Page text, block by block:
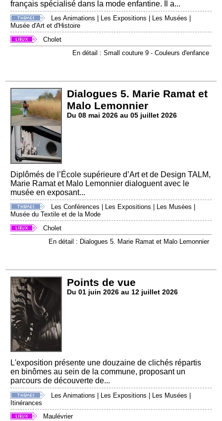
français spécialisé dans la mode enfantine. Il a...
Les Animations Les Expositions Les Musées
Musée d'Art et d'Histoire
Cholet
En détail : Small couture 9 - Couleurs d'enfance
Dialogues 5. Marie Ramat et
Malo Lemonnier
Du 08 mai 2026 au 05 juillet 2026
Diplômés de l’École supérieure d’Art et de Design TALM,
Marie Ramat et Malo Lemonnier dialoguent avec le
musée en exposant...
Les Conférences Les Expositions Les Musées
Musée du Textile et de la Mode
Cholet
En détail : Dialogues 5. Marie Ramat et Malo Lemonnier
Points de vue
Du 01 juin 2026 au 12 juillet 2026
L'exposition présente une douzaine de clichés répartis
en binômes au sein de la commune, proposant un
parcours de découverte de...
Les Animations Les Expositions Les Musées
Itinérances
Maulévrier